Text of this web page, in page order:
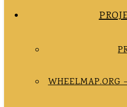
WHEELMAP.ORG